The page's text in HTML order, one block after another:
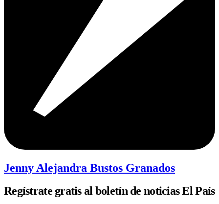
Jenny Alejandra Bustos Granados
Regístrate gratis al boletín de noticias El País